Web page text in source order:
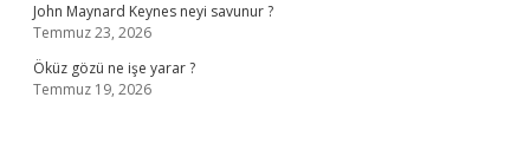
John Maynard Keynes neyi savunur ?
Temmuz 23, 2026
Öküz gözü ne işe yarar ?
Temmuz 19, 2026